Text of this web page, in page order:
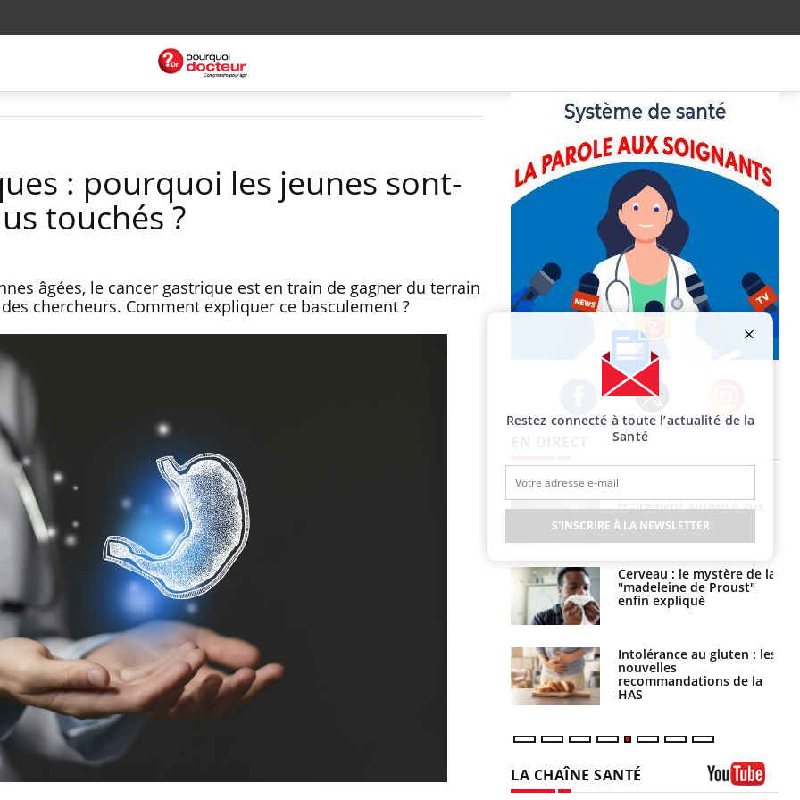
: pourquoi les jeunes sont-
touchés ?
âgées, le cancer gastrique est en train de gagner du terrain
chercheurs. Comment expliquer ce basculement ?
Facebook Twitter Instagram
Mordue par une tique en
vacances, elle reste dans
le coma pendant 42 jours
Mordue par un
barracuda, une petite fille
secourue grâce à un
réflexe essentiel
Légionellose en Suisse :
quelle est l’origine de la
contamination ?
une nouvelle arme contre traitement autorisé aux
États-Unis ?
Cerveau : le mystère de la
"madeleine de Proust"
enfin expliqué
Intolérance au gluten : les
nouvelles
recommandations de la
HAS
LA CHAÎNE SANTÉ
Restez connecté à toute l’actualité de la
Santé
S'INSCRIRE À LA NEWSLETTER